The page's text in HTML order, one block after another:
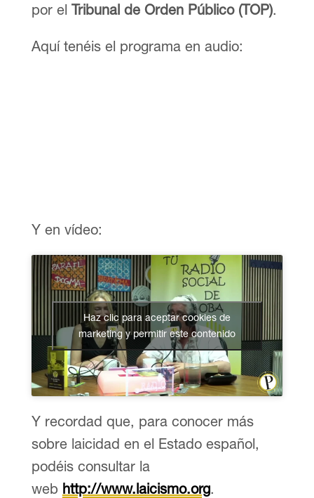
por el Tribunal de Orden Público (TOP).
Aquí tenéis el programa en audio:
Y en vídeo:
Haz clic para aceptar cookies de
marketing y permitir este contenido
Y recordad que, para conocer más
sobre laicidad en el Estado español,
podéis consultar la
web http://www.laicismo.org.